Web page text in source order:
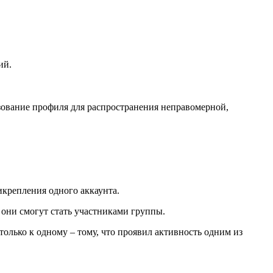
профиля для распространения неправомерной,
одного аккаунта.
смогут стать участниками группы.
к одному – тому, что проявил активность одним из